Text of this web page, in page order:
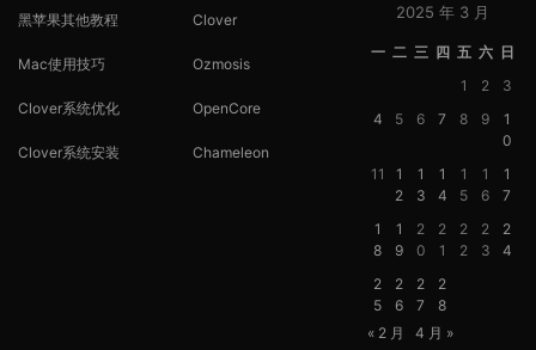
黑苹果其他教程
Mac使用技巧
Clover系统优化
Clover系统安装
Clover
Ozmosis
OpenCore
Chameleon
2025 年 3 月
一 二 三 四 五 六 日
1
2
3
4
5 6 7 8 9
1
0
11
1
2
1
3
1
4
1
5
1
6
1
7
1
8
1
9
2
0
2
1
2
2
2
3
2
4
2
5
2
6
2
7
2
8
« 2 月
4 月 »